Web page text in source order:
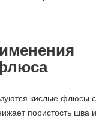
кислые флюсы с
пористость шва и